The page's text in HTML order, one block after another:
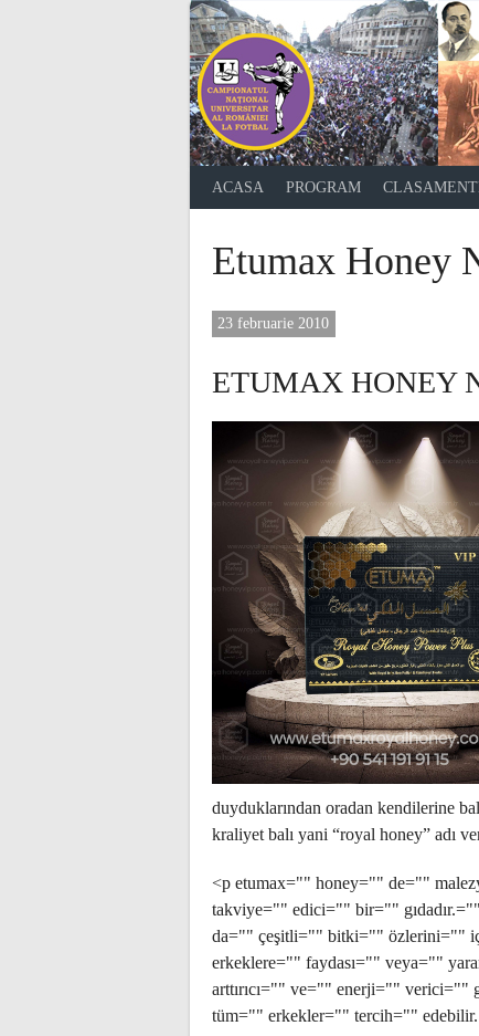
ACASA PROGRAM
Etumax Honey
23 februarie 2010
ETUMAX HONEY
duyduklarından oradan kendilerine
kraliyet balı yani “royal honey” adı
<p etumax="" honey="" de=""
takviye="" edici="" bir=""
da="" çeşitli="" bitki="" özlerini=""
erkeklere="" faydası="" veya=""
arttırıcı="" ve="" enerji="" verici=""
tüm="" erkekler="" tercih="" edebilir.